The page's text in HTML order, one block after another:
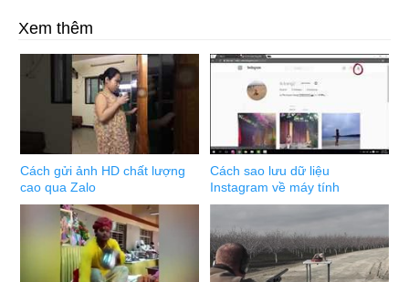
Xem thêm
Cách gửi ảnh HD chất lượng
cao qua Zalo
Cách sao lưu dữ liệu
Instagram về máy tính